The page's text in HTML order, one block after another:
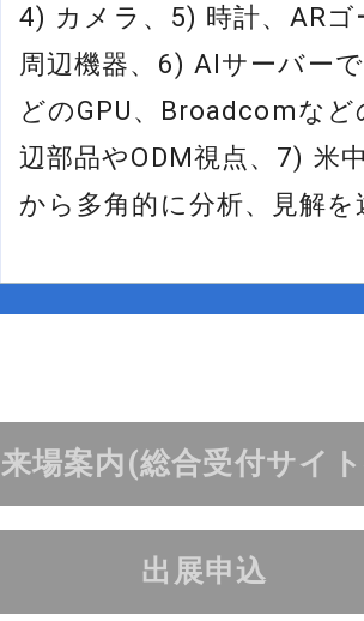
4) カメラ、5) 時計、ARゴ
周辺機器、6) AIサーバー
どのGPU、Broadcomなど
辺部品やODM視点、7) 米
から多角的に分析、見解
来場案内(総合受付サイ
出展申込